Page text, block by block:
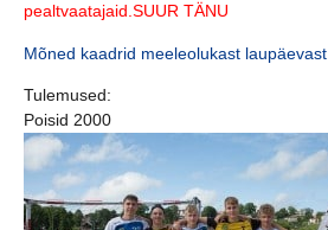
pealtvaatajaid.SUUR TÄNU
Mõned kaadrid meeleolukast laupäevast.
Tulemused:
Poisid 2000